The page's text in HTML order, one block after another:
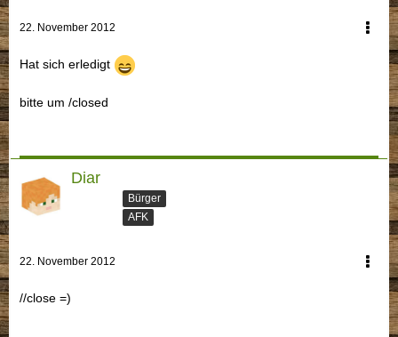
22. November 2012
Hat sich erledigt
bitte um /closed
Diar
Bürger
AFK
22. November 2012
//close =)